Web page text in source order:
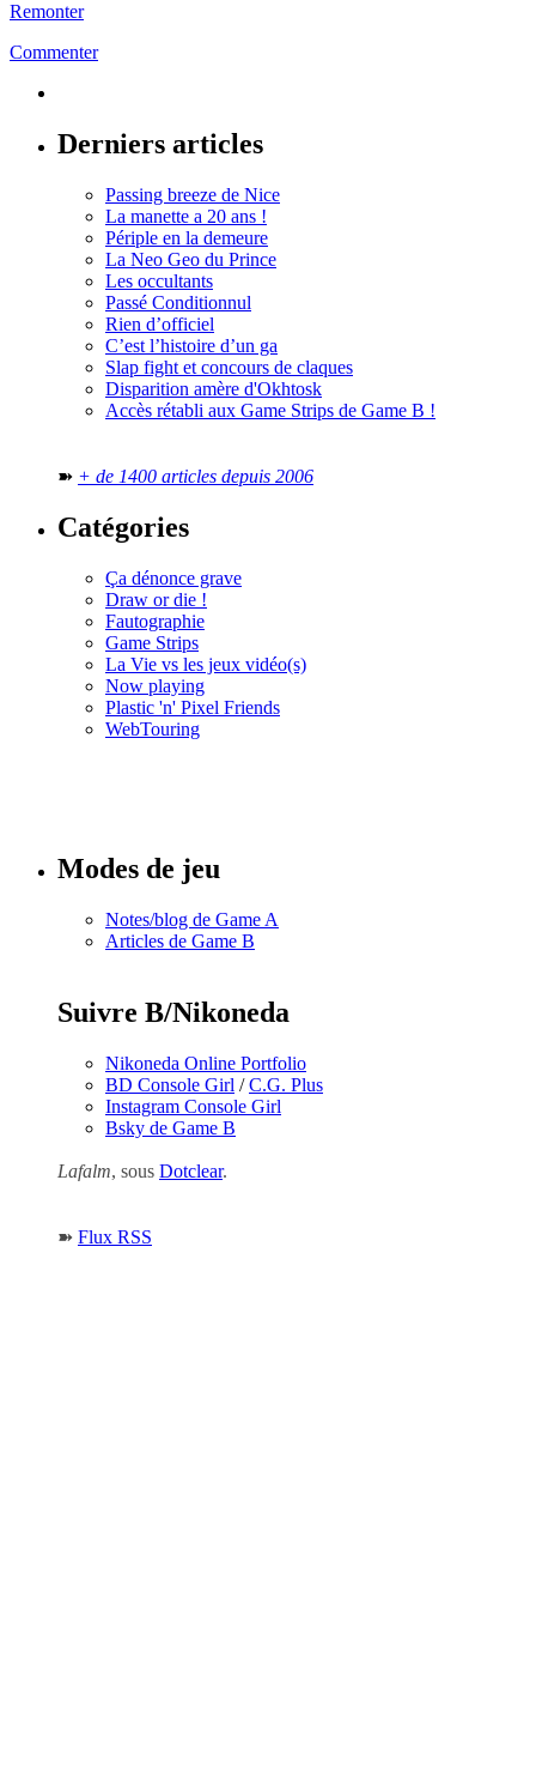
Remonter
Commenter
Derniers articles
Passing breeze de Nice
La manette a 20 ans !
Périple en la demeure
La Neo Geo du Prince
Les occultants
Passé Conditionnul
Rien d’officiel
C’est l’histoire d’un ga
Slap fight et concours de claques
Disparition amère d'Okhtosk
Accès rétabli aux Game Strips de Game B !
➽ + de 1400 articles depuis 2006
Catégories
Ça dénonce grave
Draw or die !
Fautographie
Game Strips
La Vie vs les jeux vidéo(s)
Now playing
Plastic 'n' Pixel Friends
WebTouring
Modes de jeu
Notes/blog de Game A
Articles de Game B
Suivre B/Nikoneda
Nikoneda Online Portfolio
BD Console Girl /C.G. Plus
Instagram Console Girl
Bsky de Game B
Lafalm, sous Dotclear.
➽ Flux RSS